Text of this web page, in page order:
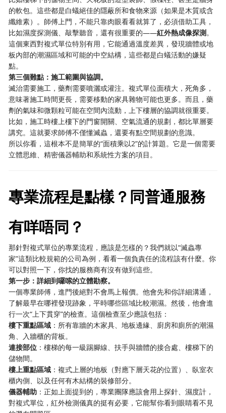
的軟包。這些都是白蟻絕佳的隱蔽所和食物來源（如果是木質或含
纖維素）。師傅上門，不能只靠肉眼看看就算了，必須借助工具，
比如濕度探測儀、敲擊聽音，還有很重要的——紅外熱成像探測。
這個東西對複式單位特別有用，它能通過溫度差異，發現牆體或地
板內部的潮濕區域和可能的中空結構，這些都是白蟻活動的嫌疑
點。
第三個難點：施工範圍與協調。
滅治需要施工，藥劑需要噴灑或灌注。複式單位面積大，死角多，
意味著施工時間更長，需要移動的家具雜物可能也更多。而且，藥
劑的氣味和微顆粒可能在空間內流動，上下樓層的協調就很重要。
比如，施工時樓上樓下的門窗開關、空氣流通的規劃，都比單層要
講究。這就要求師傅不僅懂滅蟲，還要有點空間規劃的意識。
所以你看，這根本不是簡單的“面積乘以2”的計算題。它是一個需要
立體思維、精密儀器輔助和系統性方案的項目。
專業流程是點樣？同普通服務
有咩唔同？
那針對複式單位的專業流程，應該是怎樣的？我們就以“滅蟲專
家”這類比較規範的公司為例，看看一個負責任的流程該有什麼。你
可以對照一下，你找的服務商有沒有做到這些。
第一步：詳細到囉嗦的立體勘察。
一個專業師傅，進門後絕對不會馬上報價。他會先和你詳細溝通，
了解最早在哪裡發現跡象，平時哪些區域比較潮濕。然後，他會進
行一次“上下貫穿”的檢查。這個檢查至少應該包括：
樓下重點區域 ：所有靠牆的木家具、地板邊緣、廚房和廁所的潮濕
角、入牆櫃的背板。
連接部位 ：樓梯的每一級踢腳線、扶手與牆體的接合處、樓梯下的
儲物間。
樓上重點區域 ：複式上層的地板（對應下層天花的位置）、臥室衣
櫃內側、以及任何有木結構的裝修部分。
儀器輔助 ：正如上面提到的，專業團隊應該會用上探針、濕度計，
對複式單位，紅外檢測儀真的挺有必要，它能幫你看到眼睛看不見